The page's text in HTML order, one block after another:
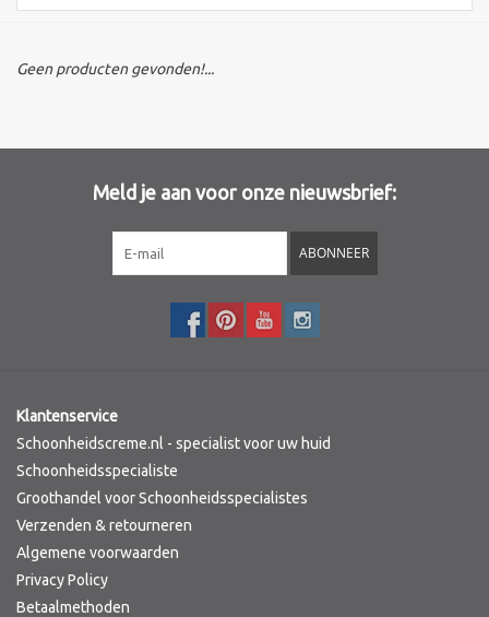
Pascaud
Fusion Meso
PCA SKINCARE
Ekseption Skincare
Geen producten gevonden!...
Meld je aan voor onze nieuwsbrief:
ABONNEER
Klantenservice
Schoonheidscreme.nl - specialist voor uw huid
Schoonheidsspecialiste
Groothandel voor Schoonheidsspecialistes
Verzenden & retourneren
Algemene voorwaarden
Privacy Policy
Betaalmethoden